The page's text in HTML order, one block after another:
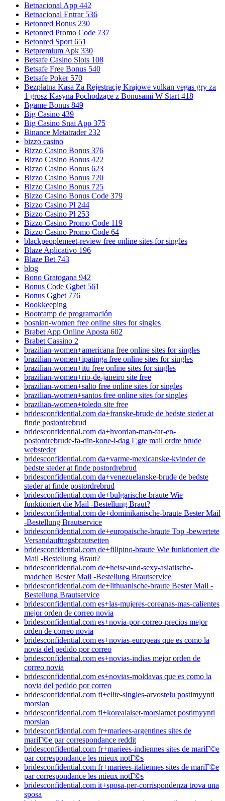
Betnacional App 442
Betnacional Entrar 536
Betonred Bonus 230
Betonred Promo Code 737
Betonred Sport 651
Betpremium Apk 330
Betsafe Casino Slots 108
Betsafe Free Bonus 540
Betsafe Poker 570
Bezpłatna Kasa Za Rejestrację Krajowe vulkan vegas gry za
1 grosz Kasyna Pochodzące z Bonusami W Start 418
Bgame Bonus 849
Big Casino 439
Big Casino Snai App 375
Binance Metatrader 232
bizzo casino
Bizzo Casino Bonus 376
Bizzo Casino Bonus 422
Bizzo Casino Bonus 623
Bizzo Casino Bonus 720
Bizzo Casino Bonus 725
Bizzo Casino Bonus Code 379
Bizzo Casino Pl 244
Bizzo Casino Pl 253
Bizzo Casino Promo Code 119
Bizzo Casino Promo Code 64
blackpeoplemeet-review free online sites for singles
Blaze Aplicativo 196
Blaze Bet 743
blog
Bono Gratogana 942
Bonus Code Ggbet 561
Bonus Ggbet 776
Bookkeeping
Bootcamp de programación
bosnian-women free online sites for singles
Brabet App Online Aposta 602
Brabet Cassino 2
brazilian-women+americana free online sites for singles
brazilian-women+ipatinga free online sites for singles
brazilian-women+itu free online sites for singles
brazilian-women+rio-de-janeiro site free
brazilian-women+salto free online sites for singles
brazilian-women+santos free online sites for singles
brazilian-women+toledo site free
bridesconfidential.com da+franske-brude de bedste steder at
finde postordrebrud
bridesconfidential.com da+hvordan-man-far-en-
postordrebrude-fa-din-kone-i-dag Г¦gte mail ordre brude
websteder
bridesconfidential.com da+varme-mexicanske-kvinder de
bedste steder at finde postordrebrud
bridesconfidential.com da+venezuelanske-brude de bedste
steder at finde postordrebrud
bridesconfidential.com de+bulgarische-braute Wie
funktioniert die Mail -Bestellung Braut?
bridesconfidential.com de+dominikanische-braute Bester Mail
-Bestellung Brautservice
bridesconfidential.com de+europaische-braute Top -bewertete
Versandauftragsbrautseiten
bridesconfidential.com de+filipino-braute Wie funktioniert die
Mail -Bestellung Braut?
bridesconfidential.com de+heise-und-sexy-asiatische-
madchen Bester Mail -Bestellung Brautservice
bridesconfidential.com de+lithuanische-braute Bester Mail -
Bestellung Brautservice
bridesconfidential.com es+las-mujeres-coreanas-mas-calientes
mejor orden de correo novia
bridesconfidential.com es+novia-por-correo-precios mejor
orden de correo novia
bridesconfidential.com es+novias-europeas que es como la
novia del pedido por correo
bridesconfidential.com es+novias-indias mejor orden de
correo novia
bridesconfidential.com es+novias-moldavas que es como la
novia del pedido por correo
bridesconfidential.com fi+elite-singles-arvostelu postimyynti
morsian
bridesconfidential.com fi+korealaiset-morsiamet postimyynti
morsian
bridesconfidential.com fr+mariees-argentines sites de
mariГ©e par correspondance reddit
bridesconfidential.com fr+mariees-indiennes sites de mariГ©e
par correspondance les mieux notГ©s
bridesconfidential.com fr+mariees-italiennes sites de mariГ©e
par correspondance les mieux notГ©s
bridesconfidential.com it+sposa-per-corrispondenza trova una
sposa